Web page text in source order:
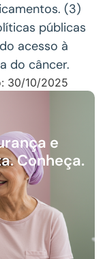
(3)
públicas
acesso à
do câncer.
30/10/2025
e
Conheça.